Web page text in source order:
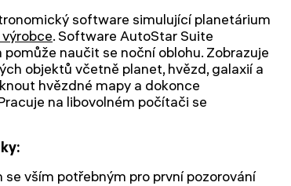
software simulující planetárium
. Software AutoStar Suite
naučit se noční oblohu. Zobrazuje
objektů včetně planet, hvězd, galaxií a
hvězdné mapy a dokonce
na libovolném počítači se
se vším potřebným pro první pozorování